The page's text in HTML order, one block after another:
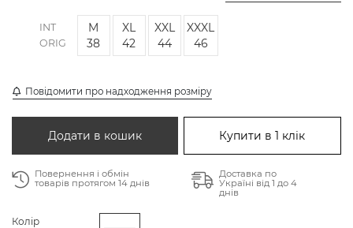
INT
ORIG
M
38
XL
42
XXL
44
XXXL
46
Повідомити про надходження розміру
Додати в кошик Купити в 1 клік
Повернення і обмін
товарів протягом 14 днів
Доставка по
Україні від 1 до 4
днів
Колір